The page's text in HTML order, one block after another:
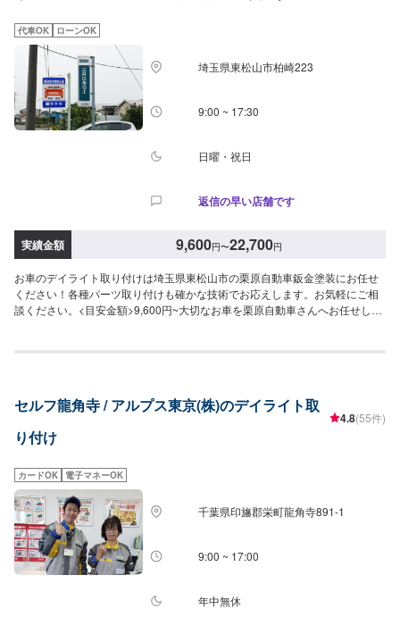
営業時間：9:00~19:00
代車OK ローンOK
埼玉県東松山市柏崎223
9:00 ~ 17:30
日曜・祝日
返信の早い店舗です
実績金額 9,600円〜22,700円
お車のデイライト取り付けは埼玉県東松山市の栗原自動車鈑金塗装にお任せ
ください！各種パーツ取り付けも確かな技術でお応えします。お気軽にご相
談ください。<目安金額>9,600円~大切なお車を栗原自動車さんへお任せして
がりを常にご提供できるよう研鑽努力し、安心運転のための整備・修理、車
いります。オイル交換や車検、タイヤ交換などの基本的な車のメンテナンス
セルフ龍角寺 / アルプス東京(株)のデイライト取
り付け
4.8(55件)
カードOK 電子マネーOK
千葉県印旛郡栄町龍角寺891-1
9:00 ~ 17:00
年中無休